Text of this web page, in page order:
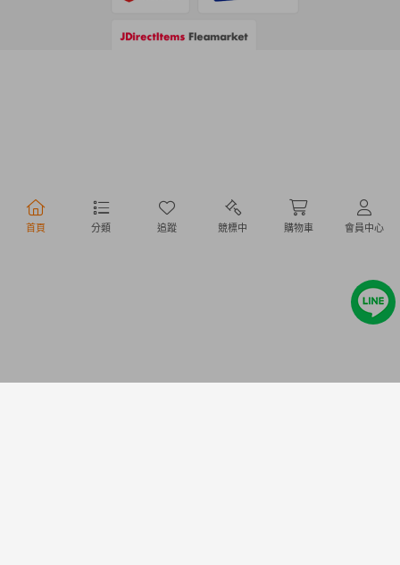
首頁 分類 追蹤 競標中 購物車 會員中心
行動購物